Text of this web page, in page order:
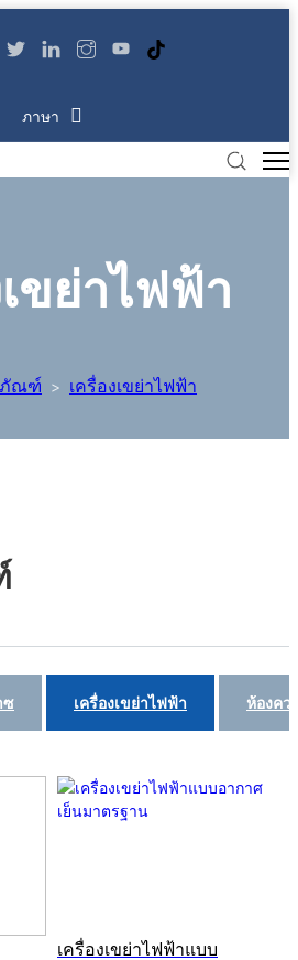
ภาษา
ขย่าไฟฟ้า
ภัณฑ์ > เครื่องเขย่าไฟฟ้า
ซ เครื่องเขย่าไฟฟ้า ห้องคว
เครื่องเขย่าไฟฟ้าแบบ